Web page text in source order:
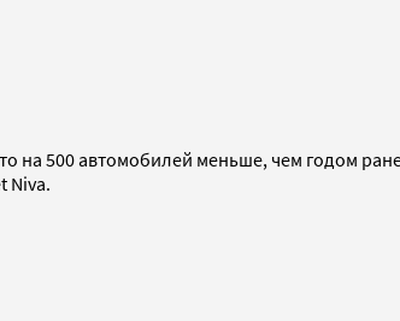
на 500 автомобилей меньше, чем годом
Niva.